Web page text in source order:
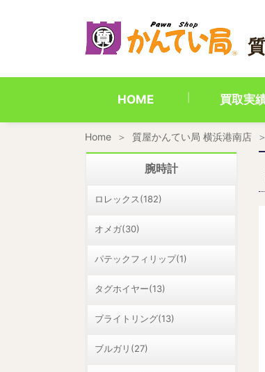
HOME 買取実
Home 質屋かんてい局 横浜港南店
腕時計
ロレックス(182)
オメガ(30)
パテックフィリップ(1)
タグホイヤー(13)
ブライトリング(13)
ブルガリ(27)